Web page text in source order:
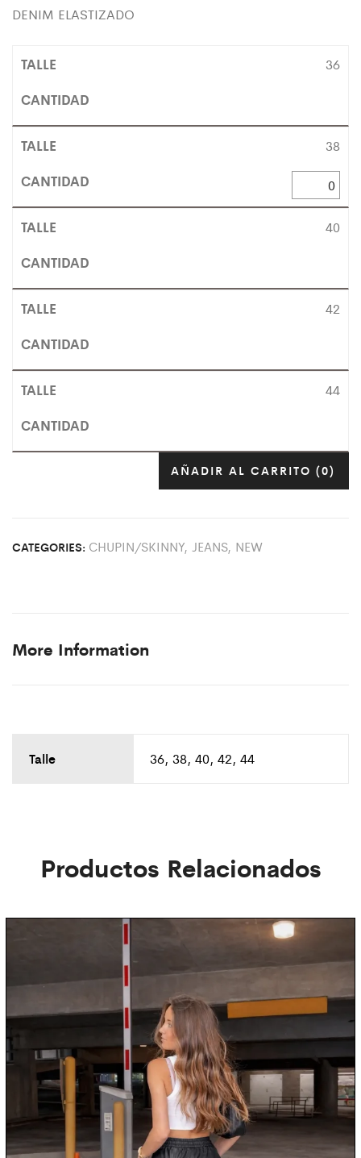
DENIM ELASTIZADO
36
38
40
42
44
AÑADIR AL CARRITO (0)
CATEGORIES: CHUPIN/SKINNY, JEANS, NEW
More Information
Talle 36, 38, 40, 42, 44
Productos Relacionados